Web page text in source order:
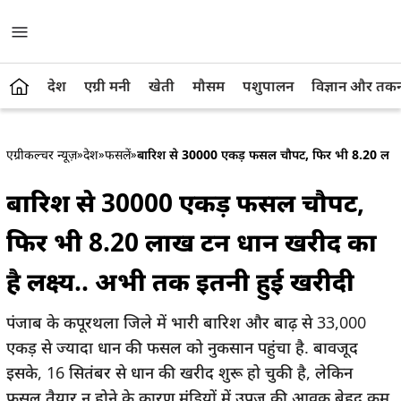
देश एग्री मनी खेती मौसम पशुपालन विज्ञान और
एग्रीकल्चर न्यूज़»देश»फसलें»बारिश से 30000 एकड़ फसल चौपट, फिर भी 8.20
बारिश से 30000 एकड़ फसल चौपट,
फिर भी 8.20 लाख टन धान खरीद का
है लक्ष्य.. अभी तक इतनी हुई खरीदी
पंजाब के कपूरथला जिले में भारी बारिश और बाढ़ से 33,000
एकड़ से ज्यादा धान की फसल को नुकसान पहुंचा है. बावजूद
इसके, 16 सितंबर से धान की खरीद शुरू हो चुकी है, लेकिन